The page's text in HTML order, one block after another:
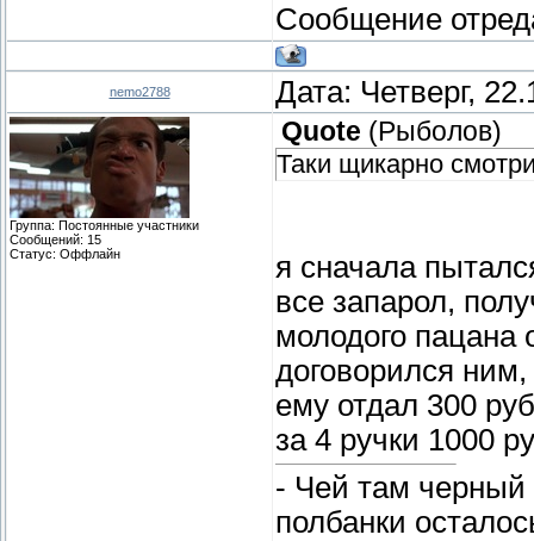
Сообщение
nemo2788 Дата: Четверг,
Группа: Постоянные участники
Сообщений: 15
Статус: Оффлайн
Quote (Рыболов)
Таки щикарно
я сначала
все запарол,
молодого пацана
договорился ним,
ему отдал 300
за 4 ручки 1000
- Чей там черный
полбанки